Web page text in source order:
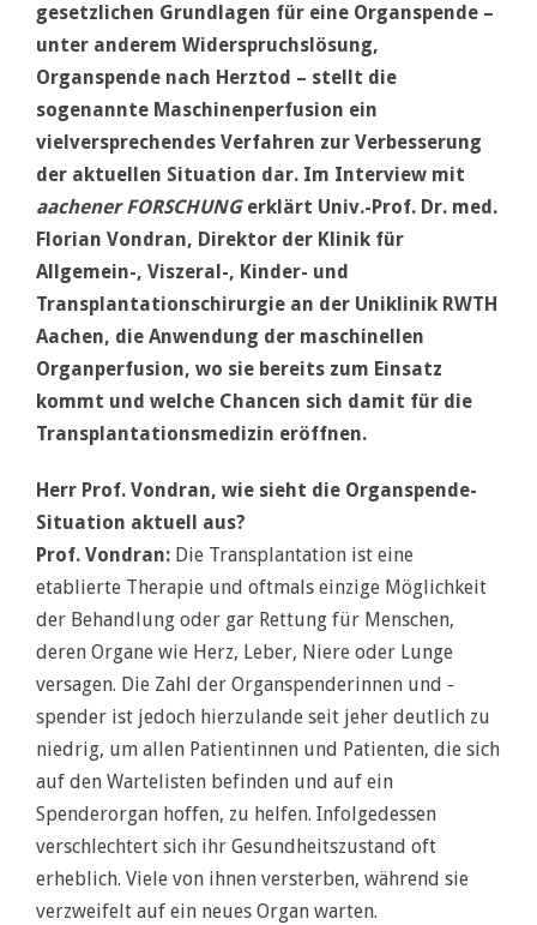
gesetzlichen Grundlagen für eine Organspende –
unter anderem Widerspruchslösung,
Organspende nach Herztod – stellt die
sogenannte Maschinenperfusion ein
vielversprechendes Verfahren zur Verbesserung
der aktuellen Situation dar. Im Interview mit
aachener FORSCHUNGerklärt Univ.-Prof. Dr. med.
Florian Vondran, Direktor der Klinik für
Allgemein-, Viszeral-, Kinder- und
Transplantationschirurgie an der Uniklinik RWTH
Aachen, die Anwendung der maschinellen
Organperfusion, wo sie bereits zum Einsatz
kommt und welche Chancen sich damit für die
Transplantationsmedizin eröffnen.
Herr Prof. Vondran, wie sieht die Organspende-
Situation aktuell aus?
Prof. Vondran: Die Transplantation ist eine
etablierte Therapie und oftmals einzige Möglichkeit
der Behandlung oder gar Rettung für Menschen,
deren Organe wie Herz, Leber, Niere oder Lunge
versagen. Die Zahl der Organspenderinnen und -
spender ist jedoch hierzulande seit jeher deutlich zu
niedrig, um allen Patientinnen und Patienten, die sich
auf den Wartelisten befinden und auf ein
Spenderorgan hoffen, zu helfen. Infolgedessen
verschlechtert sich ihr Gesundheitszustand oft
erheblich. Viele von ihnen versterben, während sie
verzweifelt auf ein neues Organ warten.